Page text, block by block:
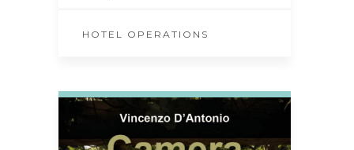
HOTEL OPERATIONS